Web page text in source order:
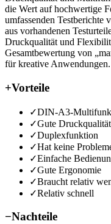
die Wert auf hochwertige
umfassenden Testberichte
aus vorhandenen
Druckqualität und
Gesamtbewertung von
für kreative Anwendungen.
+Vorteile
✓DIN-A3-
✓Gute
✓Duplexfunktion
✓Hat keine
✓Einfache
✓Gute Ergonomie
✓Braucht relativ
✓Relativ schnell
−Nachteile